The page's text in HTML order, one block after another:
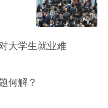
大学生就业难
何解？